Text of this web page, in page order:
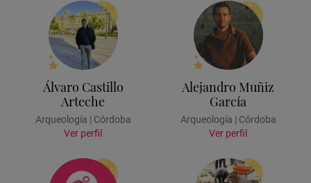
Álvaro Castillo
Arteche
Arqueología | Córdoba
Ver perfil
Alejandro Muñiz
García
Arqueología | Córdoba
Ver perfil